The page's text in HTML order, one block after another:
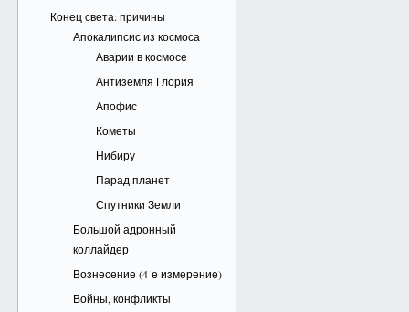
Конец света: причины
Апокалипсис из космоса
Аварии в космосе
Антиземля Глория
Апофис
Кометы
Нибиру
Парад планет
Спутники Земли
Большой адронный
коллайдер
Вознесение (4-е измерение)
Войны, конфликты